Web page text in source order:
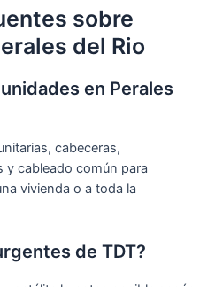
sobre
del Rio
en Perales
cabeceras,
y cableado común para
vivienda o a toda la
de TDT?